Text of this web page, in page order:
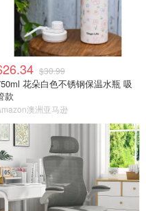
$30.99
花朵白色不锈钢保温水瓶 吸
款
澳洲亚马逊